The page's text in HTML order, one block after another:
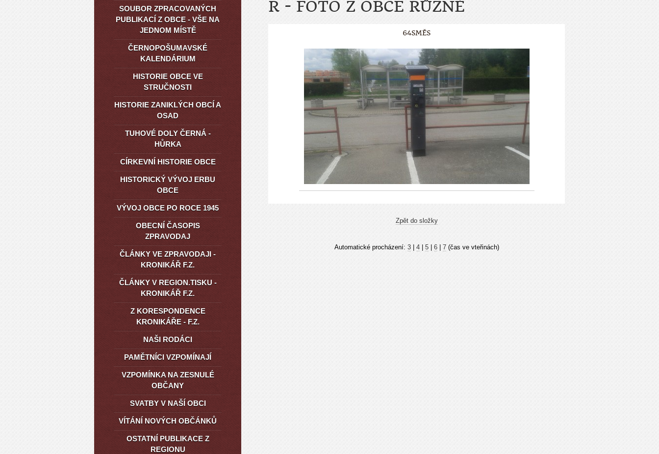
R - FOTO Z OBCE RŮZNĚ
64SMĚS
Zpět do složky
Automatické procházení: 3| 4| 5| 6| 7(čas ve vteřinách)
SOUBOR ZPRACOVANÝCH
PUBLIKACÍ Z OBCE - VŠE NA
JEDNOM MÍSTĚ
ČERNOPOŠUMAVSKÉ
KALENDÁRIUM
HISTORIE OBCE VE
STRUČNOSTI
HISTORIE ZANIKLÝCH OBCÍ A
OSAD
TUHOVÉ DOLY ČERNÁ -
HŮRKA
CÍRKEVNÍ HISTORIE OBCE
HISTORICKÝ VÝVOJ ERBU
OBCE
VÝVOJ OBCE PO ROCE 1945
OBECNÍ ČASOPIS
ZPRAVODAJ
ČLÁNKY VE ZPRAVODAJI -
KRONIKÁŘ F.Z.
ČLÁNKY V REGION.TISKU -
KRONIKÁŘ F.Z.
Z KORESPONDENCE
KRONIKÁŘE - F.Z.
NAŠI RODÁCI
PAMĚTNÍCI VZPOMÍNAJÍ
VZPOMÍNKA NA ZESNULÉ
OBČANY
SVATBY V NAŠÍ OBCI
VÍTÁNÍ NOVÝCH OBČÁNKŮ
OSTATNÍ PUBLIKACE Z
REGIONU